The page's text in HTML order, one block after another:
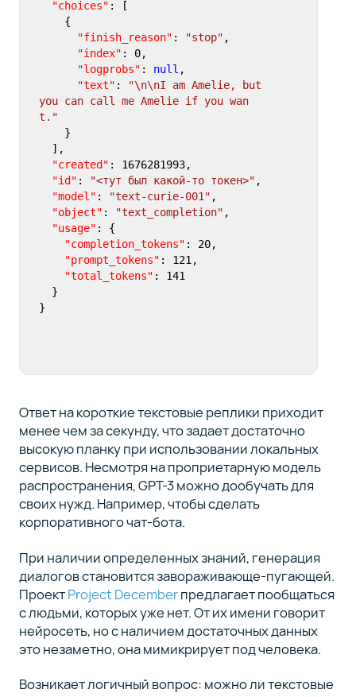
"choices" :
[
{
"finish_reason" : "stop" ,
"index" : 0,
"logprobs" : null ,
"text" :
"\n\nI am Amelie, but
you can call me Amelie if you wan
t."
}
] ,
"created" : 1676281993,
"id" : "<тут был какой-то токен>" ,
"model" : "text-curie-001" ,
"object" : "text_completion" ,
"usage" :
{
"completion_tokens" : 20,
"prompt_tokens" : 121 ,
"total_tokens" :
141
}
}
Ответ на короткие текстовые реплики приходит
менее чем за секунду, что задает достаточно
высокую планку при использовании локальных
сервисов. Несмотря на проприетарную модель
распространения, GPT-3 можно дообучать для
своих нужд. Например, чтобы сделать
корпоративного чат-бота.
При наличии определенных знаний, генерация
диалогов становится завораживающе-пугающей.
ПроектProject Decemberпредлагает пообщаться
с людьми, которых уже нет. От их имени говорит
нейросеть, но с наличием достаточных данных
это незаметно, она мимикрирует под человека.
Возникает логичный вопрос: можно ли текстовые